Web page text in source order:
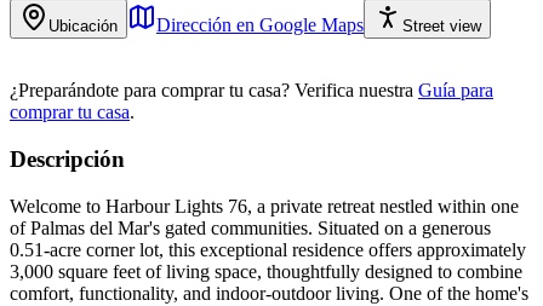
Ubicación Dirección en Google Maps Street view
¿Preparándote para comprar tu casa? Verifica nuestra Guía para
comprar tu casa.
Descripción
Welcome to Harbour Lights 76, a private retreat nestled within one
of Palmas del Mar's gated communities. Situated on a generous
0.51-acre corner lot, this exceptional residence offers approximately
3,000 square feet of living space, thoughtfully designed to combine
comfort, functionality, and indoor-outdoor living. One of the home's